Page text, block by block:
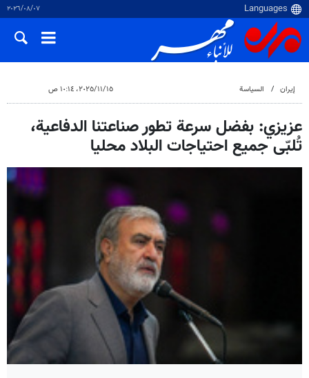
٠٧‏/٠٨‏/٢٠٢٦
إيران السياسة ١٥‏/١١‏/٢٠٢٥، ١٠:١٤ ص
عزيزي: بفضل سرعة تطور صناعتنا الدفاعية،
تُلبّى جميع احتياجات البلاد محليا